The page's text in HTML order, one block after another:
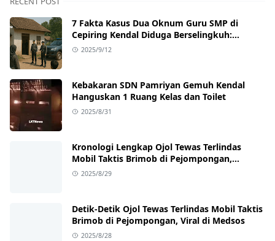
7 Fakta Kasus Dua Oknum Guru SMP di
Cepiring Kendal Diduga Berselingkuh:
Kronologi, Pengakuan, hingga Sanksi
2025/9/12
Kebakaran SDN Pamriyan Gemuh Kendal
Hanguskan 1 Ruang Kelas dan Toilet
2025/8/31
Kronologi Lengkap Ojol Tewas Terlindas
Mobil Taktis Brimob di Pejompongan,
Ternyata Sedang Antar Orderan
2025/8/29
Detik-Detik Ojol Tewas Terlindas Mobil Taktis
Brimob di Pejompongan, Viral di Medsos
2025/8/28